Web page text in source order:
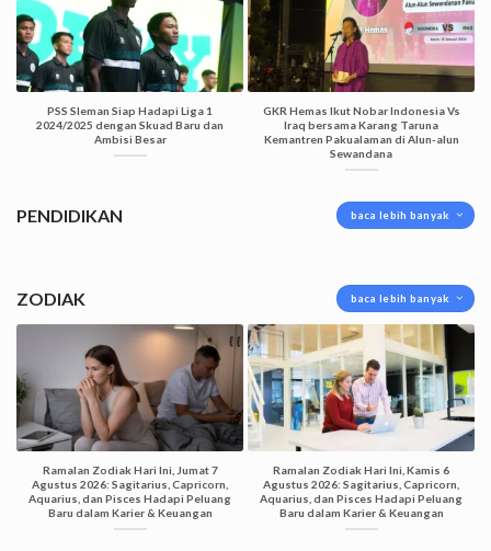
PSS Sleman Siap Hadapi Liga 1
2024/2025 dengan Skuad Baru dan
Ambisi Besar
GKR Hemas Ikut Nobar Indonesia Vs
Iraq bersama Karang Taruna
Kemantren Pakualaman di Alun-alun
Sewandana
PENDIDIKAN baca lebih banyak
ZODIAK baca lebih banyak
Ramalan Zodiak Hari Ini, Jumat 7
Agustus 2026: Sagitarius, Capricorn,
Aquarius, dan Pisces Hadapi Peluang
Baru dalam Karier & Keuangan
Ramalan Zodiak Hari Ini, Kamis 6
Agustus 2026: Sagitarius, Capricorn,
Aquarius, dan Pisces Hadapi Peluang
Baru dalam Karier & Keuangan